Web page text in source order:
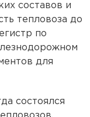
составов и
тепловоза до
по
для
состоялся